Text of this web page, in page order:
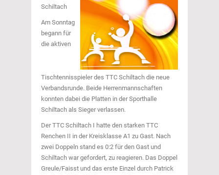
Schiltach
Am Sonntag
begann für
die aktiven
Tischtennisspieler des TTC Schiltach die neue
Verbandsrunde. Beide Herrenmannschaften
konnten dabei die Platten in der Sporthalle
Schiltach als Sieger verlassen.
Der TTC Schiltach I hatte den starken TTC
Renchen II in der Kreisklasse A1 zu Gast. Nach
zwei Doppeln stand es 0:2 für den Gast und
Schiltach war gefordert, zu reagieren. Das Doppel
Greule/Faisst und das erste Einzel durch Patrick